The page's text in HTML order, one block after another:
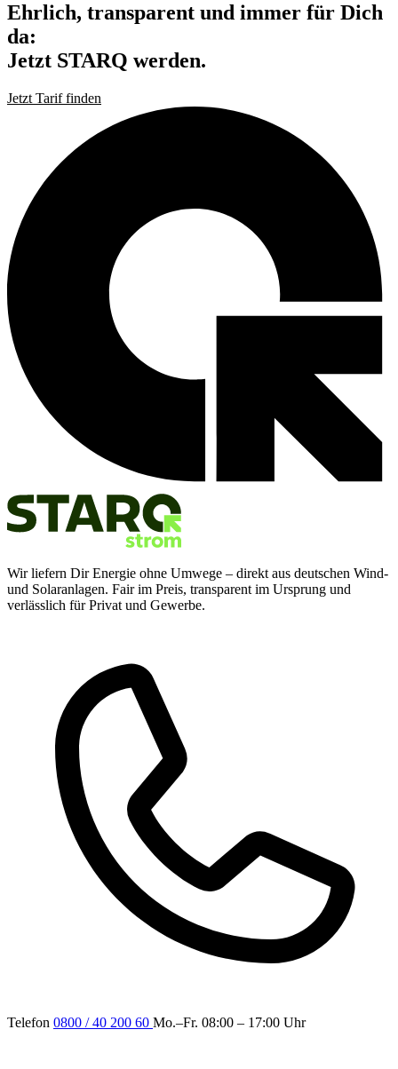
Ehrlich, transparent und immer für Dich
da:
Jetzt STARQ werden.
Jetzt Tarif finden
Wir liefern Dir Energie ohne Umwege – direkt aus deutschen Wind-
und Solaranlagen. Fair im Preis, transparent im Ursprung und
verlässlich für Privat und Gewerbe.
Telefon 0800 / 40 200 60 Mo.–Fr. 08:00 – 17:00 Uhr